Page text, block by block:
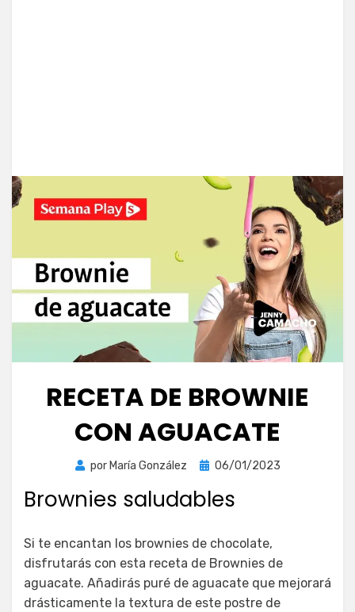
RECETA DE BROWNIE
CON AGUACATE
por María González
Publicada
06/01/2023
Brownies saludables
Si te encantan los brownies de chocolate,
disfrutarás con esta receta de Brownies de
aguacate. Añadirás puré de aguacate que mejorará
drásticamente la textura de este postre de